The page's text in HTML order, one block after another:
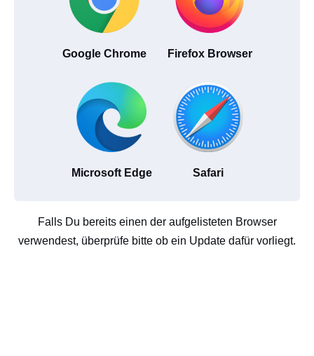
Google Chrome Firefox Browser
Microsoft Edge Safari
Falls Du bereits einen der aufgelisteten Browser
verwendest, überprüfe bitte ob ein Update dafür vorliegt.